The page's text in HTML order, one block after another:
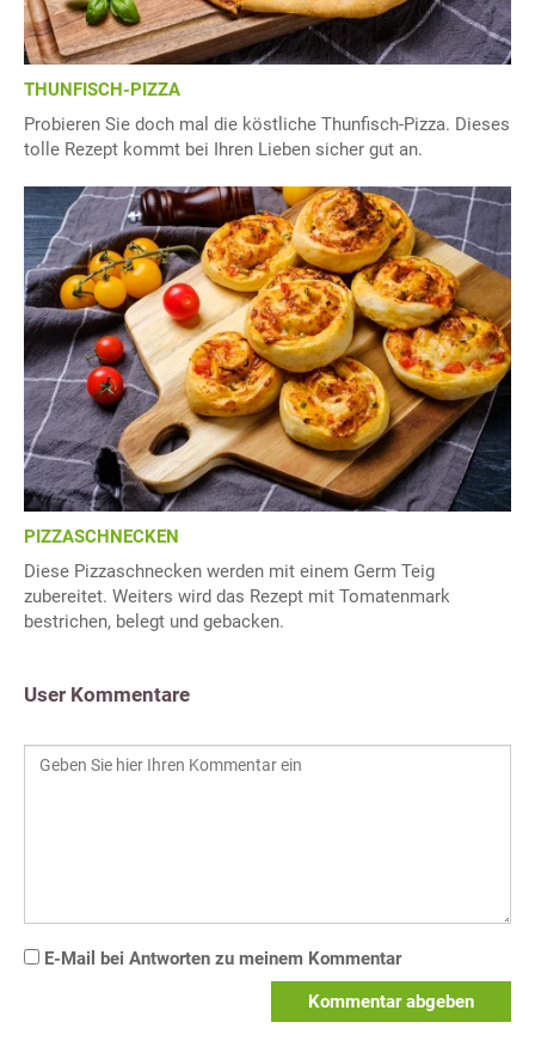
THUNFISCH-PIZZA
Probieren Sie doch mal die köstliche Thunfisch-Pizza. Dieses
tolle Rezept kommt bei Ihren Lieben sicher gut an.
PIZZASCHNECKEN
Diese Pizzaschnecken werden mit einem Germ Teig
zubereitet. Weiters wird das Rezept mit Tomatenmark
bestrichen, belegt und gebacken.
User Kommentare
E-Mail bei Antworten zu meinem Kommentar
Kommentar abgeben